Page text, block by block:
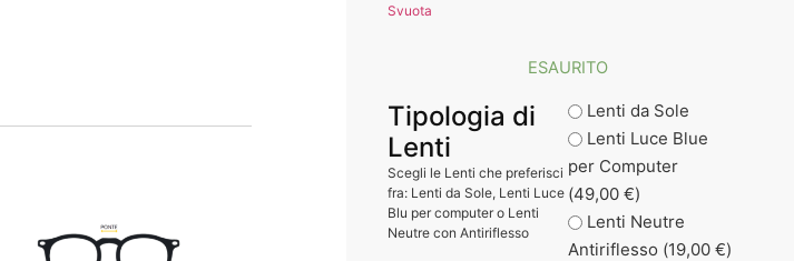
Svuota
ESAURITO
Tipologia di
Lenti
Scegli le Lenti che preferisci
fra: Lenti da Sole, Lenti Luce
Blu per computer o Lenti
Neutre con Antiriflesso
Lenti da Sole
Lenti Luce Blue
per Computer
(49,00 €)
Lenti Neutre
Antiriflesso (19,00 €)